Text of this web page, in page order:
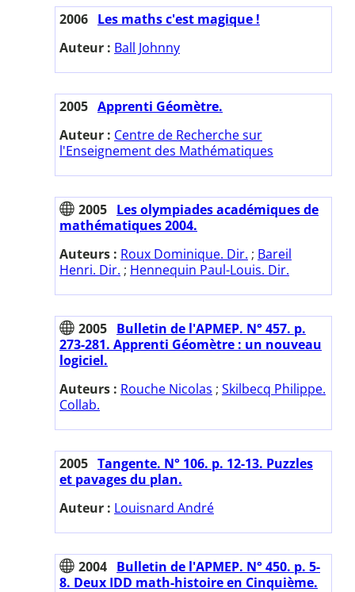
2006 Les maths c'est magique !
Auteur : Ball Johnny
2005 Apprenti Géomètre.
Auteur : Centre de Recherche sur
l'Enseignement des Mathématiques
2005 Les olympiades académiques de
mathématiques 2004.
Auteurs : Roux Dominique. Dir. ; Bareil
Henri. Dir. ; Hennequin Paul-Louis. Dir.
2005 Bulletin de l'APMEP. N° 457. p.
273-281. Apprenti Géomètre : un nouveau
logiciel.
Auteurs : Rouche Nicolas ; Skilbecq Philippe.
Collab.
2005 Tangente. N° 106. p. 12-13. Puzzles
et pavages du plan.
Auteur : Louisnard André
2004 Bulletin de l'APMEP. N° 450. p. 5-
8. Deux IDD math-histoire en Cinquième.